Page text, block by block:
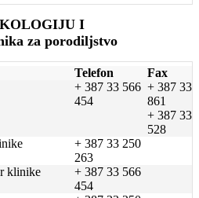
I
za porodiljstvo
Telefon
Fax
+ 387 33 566
454
+ 387 33
861
+ 387 33
528
+ 387 33 250
263
klinike
+ 387 33 566
454